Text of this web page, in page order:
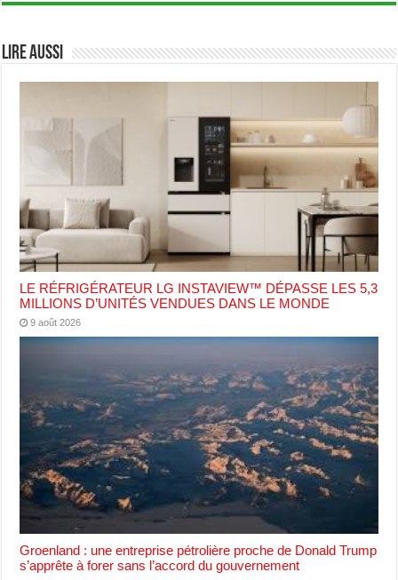
Lire aussi
LE RÉFRIGÉRATEUR LG INSTAVIEW™ DÉPASSE LES 5,3
MILLIONS D’UNITÉS VENDUES DANS LE MONDE
9 août 2026
Groenland : une entreprise pétrolière proche de Donald Trump
s’apprête à forer sans l’accord du gouvernement